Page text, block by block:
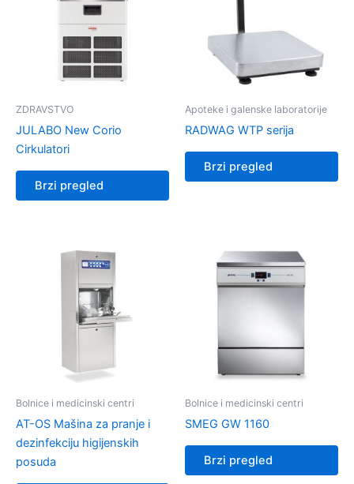
ZDRAVSTVO
JULABO New Corio
Cirkulatori
Brzi pregled
Apoteke i galenske laboratorije
RADWAG WTP serija
Brzi pregled
Bolnice i medicinski centri
AT-OS Mašina za pranje i
dezinfekciju higijenskih
posuda
Bolnice i medicinski centri
SMEG GW 1160
Brzi pregled